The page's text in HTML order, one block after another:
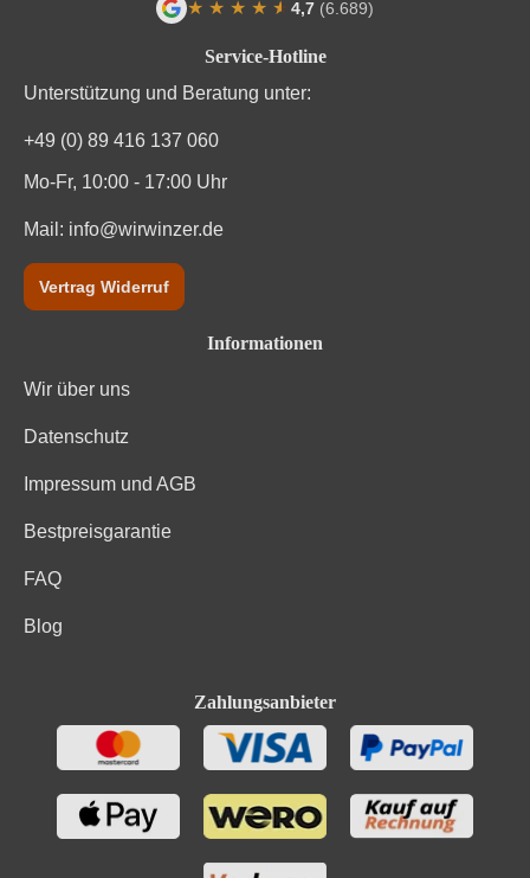
Service-Hotline
Unterstützung und Beratung unter:
+49 (0) 89 416 137 060
Mo-Fr, 10:00 - 17:00 Uhr
Mail: info@wirwinzer.de
Vertrag Widerruf
Informationen
Wir über uns
Datenschutz
Impressum und AGB
Bestpreisgarantie
FAQ
Blog
Zahlungsanbieter
★ ★ ★ ★ ★
★ 4,7 (6.689)